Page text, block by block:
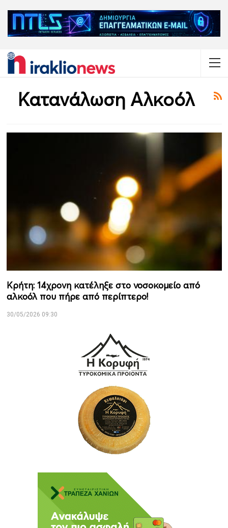
Κατανάλωση Αλκοόλ
Κρήτη: 14χρονη κατέληξε στο νοσοκομείο από
αλκοόλ που πήρε από περίπτερο!
30/05/2026 09:30